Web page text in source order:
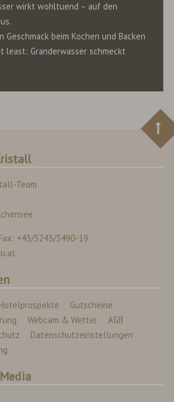
wirkt wohltuend – auf den
Geschmack beim Kochen und Backen
least: Granderwasser schmeckt
Team
+43/5243/5490-19
Hotelprospekte
Gutscheine
Webcam & Wetter
AGB
Datenschutzeinstellungen